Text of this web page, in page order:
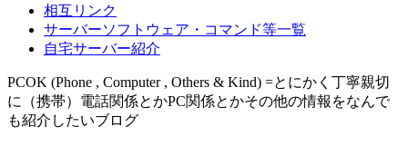
相互リンク
サーバーソフトウェア・コマンド等一覧
自宅サーバー紹介
PCOK (Phone , Computer , Others & Kind) =とにかく丁寧親切
に（携帯）電話関係とかPC関係とかその他の情報をなんで
も紹介したいブログ